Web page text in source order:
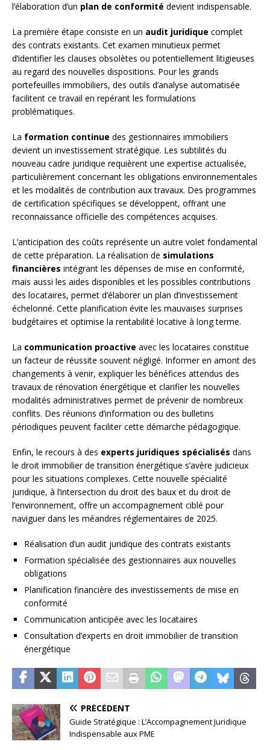
l’élaboration d’un plan de conformité devient indispensable.
La première étape consiste en un audit juridique complet
des contrats existants. Cet examen minutieux permet
d’identifier les clauses obsolètes ou potentiellement litigieuses
au regard des nouvelles dispositions. Pour les grands
portefeuilles immobiliers, des outils d’analyse automatisée
facilitent ce travail en repérant les formulations
problématiques.
La formation continue des gestionnaires immobiliers
devient un investissement stratégique. Les subtilités du
nouveau cadre juridique requièrent une expertise actualisée,
particulièrement concernant les obligations environnementales
et les modalités de contribution aux travaux. Des programmes
de certification spécifiques se développent, offrant une
reconnaissance officielle des compétences acquises.
L’anticipation des coûts représente un autre volet fondamental
de cette préparation. La réalisation de simulations
financières intégrant les dépenses de mise en conformité,
mais aussi les aides disponibles et les possibles contributions
des locataires, permet d’élaborer un plan d’investissement
échelonné. Cette planification évite les mauvaises surprises
budgétaires et optimise la rentabilité locative à long terme.
La communication proactive avec les locataires constitue
un facteur de réussite souvent négligé. Informer en amont des
changements à venir, expliquer les bénéfices attendus des
travaux de rénovation énergétique et clarifier les nouvelles
modalités administratives permet de prévenir de nombreux
conflits. Des réunions d’information ou des bulletins
périodiques peuvent faciliter cette démarche pédagogique.
Enfin, le recours à des experts juridiques spécialisés dans
le droit immobilier de transition énergétique s’avère judicieux
pour les situations complexes. Cette nouvelle spécialité
juridique, à l’intersection du droit des baux et du droit de
l’environnement, offre un accompagnement ciblé pour
naviguer dans les méandres réglementaires de 2025.
Réalisation d’un audit juridique des contrats existants
Formation spécialisée des gestionnaires aux nouvelles
obligations
Planification financière des investissements de mise en
conformité
Communication anticipée avec les locataires
Consultation d’experts en droit immobilier de transition
énergétique
PRÉCÉDENT
Guide Stratégique : L’Accompagnement Juridique
Indispensable aux PME